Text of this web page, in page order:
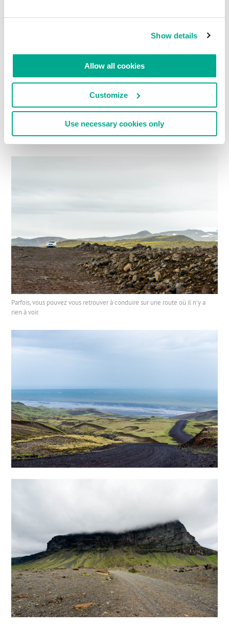
Show details
Allow all cookies
Customize
Use necessary cookies only
Voici une bonne route non goudronnée que tout le monde peut
emprunter afin d’admirer les paysages.
Parfois, vous pouvez vous retrouver à conduire sur une route où il n’y a
rien à voir.